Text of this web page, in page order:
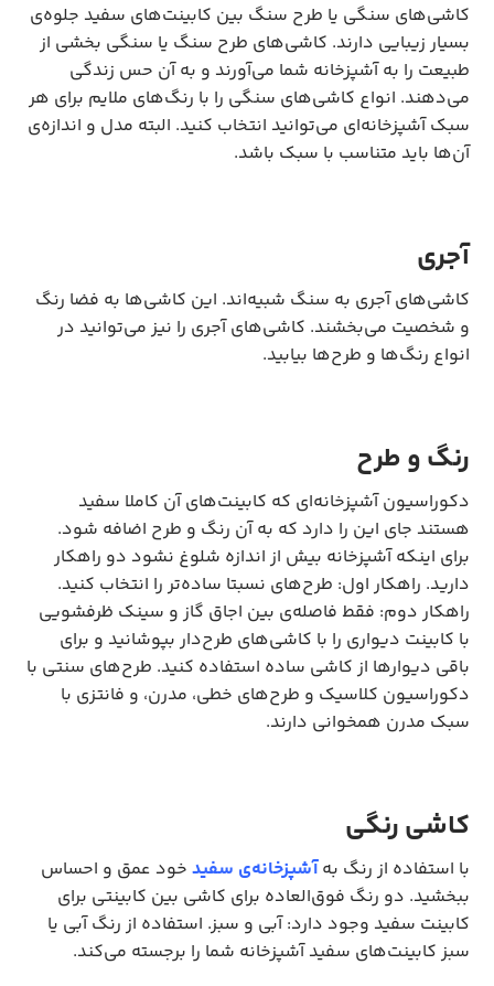
کاشی‌های سنگی یا طرح سنگ بین کابینت‌های سفید جلوه‌ی
بسیار زیبایی دارند. کاشی‌های طرح سنگ یا سنگی بخشی از
طبیعت را به آشپزخانه شما می‌آورند و به آن حس زندگی
می‌دهند. انواع کاشی‌های سنگی را با رنگ‌های ملایم برای هر
سبک آشپزخانه‌ای می‌توانید انتخاب کنید. البته مدل و اندازه‌ی
آن‌ها باید متناسب با سبک باشد.
آجری
کاشی‌های آجری به سنگ شبیه‌اند. این کاشی‌ها به فضا رنگ
و شخصیت می‌بخشند. کاشی‌های آجری را نیز می‌توانید در
انواع رنگ‌ها و طرح‌ها بیابید.
رنگ و طرح
دکوراسیون آشپزخانه‌ای که کابینت‌های آن کاملا سفید
هستند جای این را دارد که به آن رنگ و طرح اضافه شود.
برای اینکه آشپزخانه بیش از اندازه شلوغ نشود دو راهکار
دارید. راهکار اول: طرح‌های نسبتا ساده‌تر را انتخاب کنید.
راهکار دوم: فقط فاصله‌ی بین اجاق گاز و سینک ظرفشویی
با کابینت دیواری را با کاشی‌های طرح‌دار بپوشانید و برای
باقی دیوارها از کاشی ساده استفاده کنید. طرح‌های سنتی با
دکوراسیون کلاسیک و طرح‌های خطی، مدرن، و فانتزی با
سبک مدرن همخوانی دارند.
کاشی رنگی
با استفاده از رنگ به آشپزخانه‌ی سفید خود عمق و احساس
ببخشید. دو رنگ فوق‌العاده برای کاشی بین کابینتی برای
کابینت سفید وجود دارد: آبی و سبز. استفاده از رنگ آبی یا
سبز کابینت‌های سفید آشپزخانه شما را برجسته می‌کند.